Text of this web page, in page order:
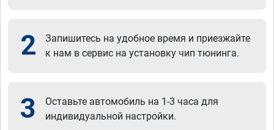
2
Запишитесь на удобное время и приезжайте
к нам в сервис на установку чип тюнинга.
3
Оставьте автомобиль на 1-3 часа для
индивидуальной настройки.